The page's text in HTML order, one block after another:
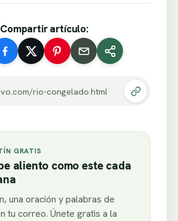
Compartir artículo:
rio-congelado.html
GRATIS
aliento como este cada
una oración y palabras de
tu correo. Únete gratis a la